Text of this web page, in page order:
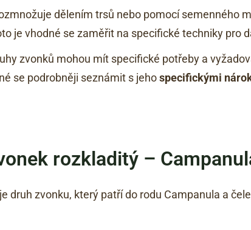
dělením trsů nebo pomocí semenného
je vhodné se zaměřit na specifické techniky pro
zvonků mohou mít specifické potřeby a
se podrobněji seznámit s jehospecifickými
rozkladitý –
druh zvonku, který patří do rodu Campanula a